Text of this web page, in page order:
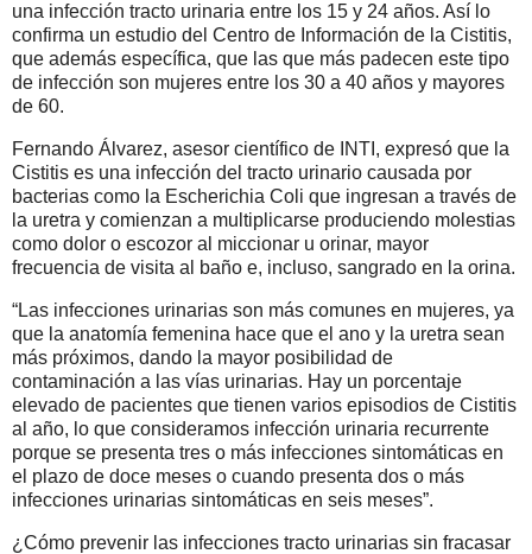
una infección tracto urinaria entre los 15 y 24 años. Así lo
confirma un estudio del Centro de Información de la Cistitis,
que además específica, que las que más padecen este tipo
de infección son mujeres entre los 30 a 40 años y mayores
de 60.
Fernando Álvarez, asesor científico de INTI, expresó que la
Cistitis es una infección del tracto urinario causada por
bacterias como la Escherichia Coli que ingresan a través de
la uretra y comienzan a multiplicarse produciendo molestias
como dolor o escozor al miccionar u orinar, mayor
frecuencia de visita al baño e, incluso, sangrado en la orina.
“Las infecciones urinarias son más comunes en mujeres, ya
que la anatomía femenina hace que el ano y la uretra sean
más próximos, dando la mayor posibilidad de
contaminación a las vías urinarias. Hay un porcentaje
elevado de pacientes que tienen varios episodios de Cistitis
al año, lo que consideramos infección urinaria recurrente
porque se presenta tres o más infecciones sintomáticas en
el plazo de doce meses o cuando presenta dos o más
infecciones urinarias sintomáticas en seis meses”.
¿Cómo prevenir las infecciones tracto urinarias sin fracasar